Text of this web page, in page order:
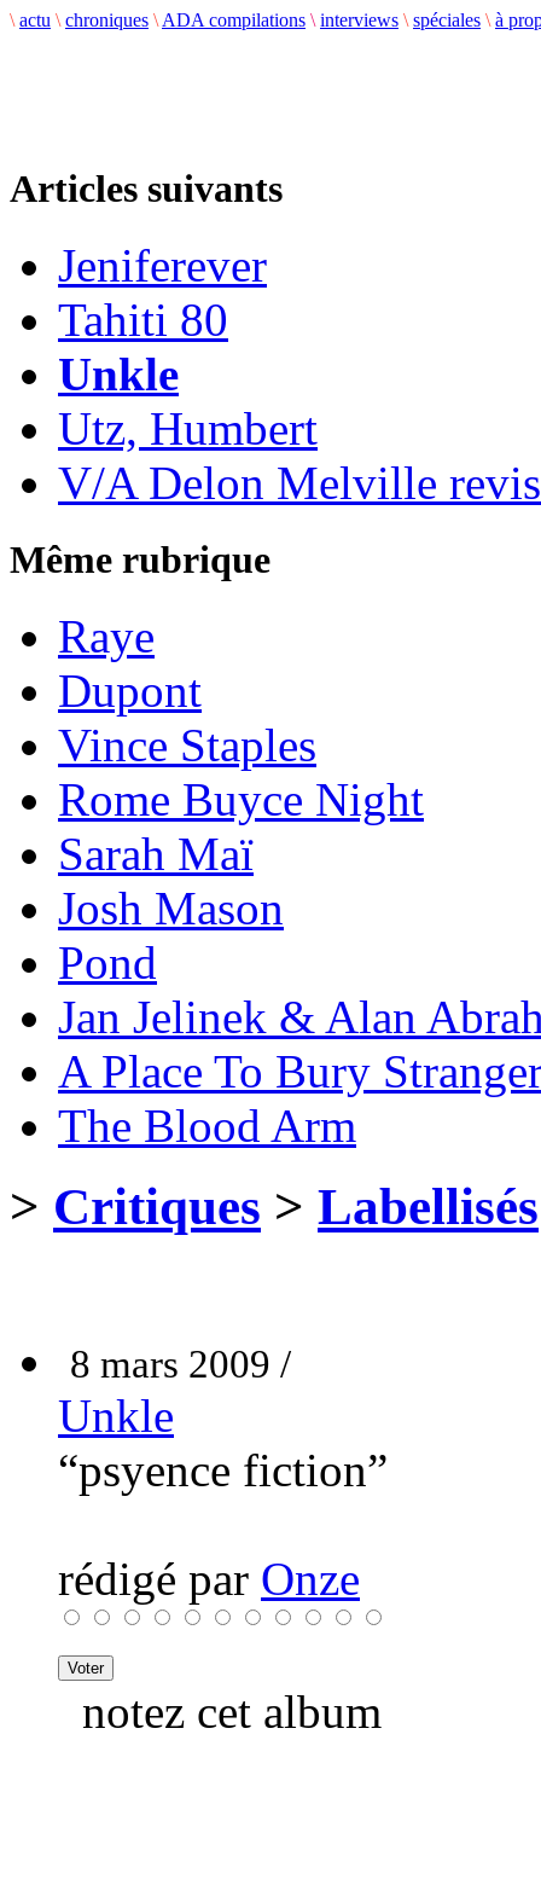
\ actu \ chroniques \ ADA compilations \ interviews \ spéciales \ à
Articles suivants
Jeniferever
Tahiti 80
Unkle
Utz, Humbert
V/A Delon Melville
Même rubrique
Raye
Dupont
Vince Staples
Rome Buyce Night
Sarah Maï
Josh Mason
Pond
Jan Jelinek & Alan
A Place To Bury
The Blood Arm
> Critiques > Labellisés
8 mars 2009 /
Unkle
“psyence fiction”
rédigé par Onze
notez cet album